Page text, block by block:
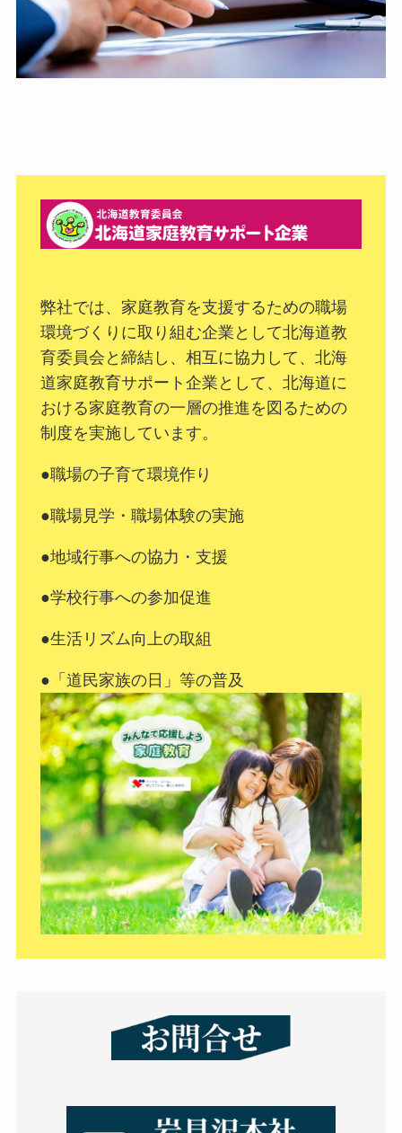
弊社では、家庭教育を支援するための職場
環境づくりに取り組む企業として北海道教
育委員会と締結し、相互に協力して、北海
道家庭教育サポート企業として、北海道に
おける家庭教育の一層の推進を図るための
制度を実施しています。
●職場の子育て環境作り
●職場見学・職場体験の実施
●地域行事への協力・支援
●学校行事への参加促進
●生活リズム向上の取組
●「道民家族の日」等の普及